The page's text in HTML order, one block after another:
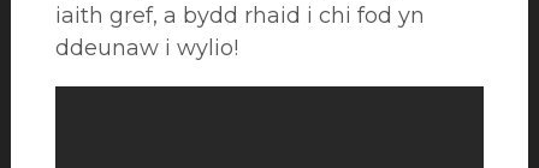
iaith gref, a bydd rhaid i chi fod yn
ddeunaw i wylio!